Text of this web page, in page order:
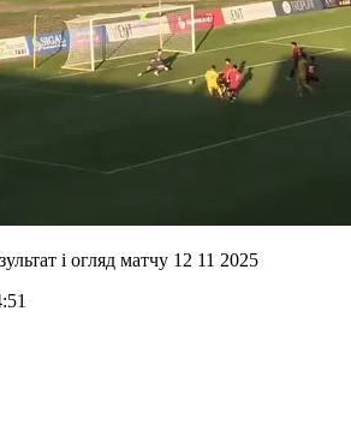
і огляд матчу 12 11 2025